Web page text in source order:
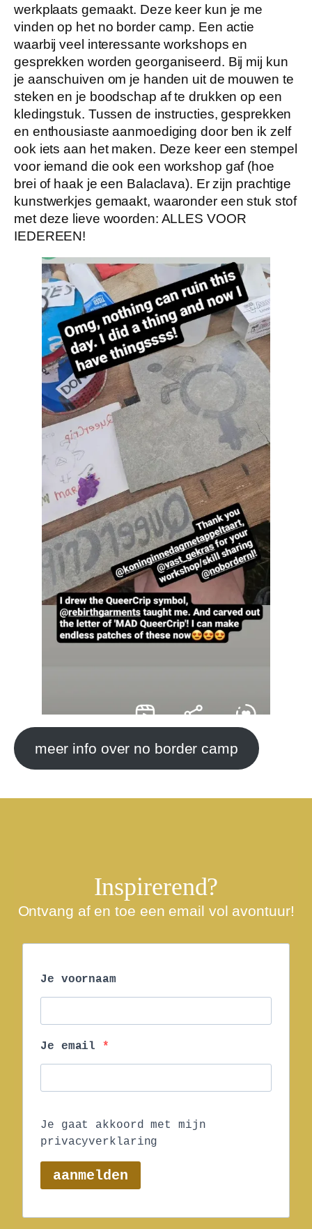
werkplaats gemaakt. Deze keer kun je me
vinden op het no border camp. Een actie
waarbij veel interessante workshops en
gesprekken worden georganiseerd. Bij mij kun
je aanschuiven om je handen uit de mouwen te
steken en je boodschap af te drukken op een
kledingstuk. Tussen de instructies, gesprekken
en enthousiaste aanmoediging door ben ik zelf
ook iets aan het maken. Deze keer een stempel
voor iemand die ook een workshop gaf (hoe
brei of haak je een Balaclava). Er zijn prachtige
kunstwerkjes gemaakt, waaronder een stuk stof
met deze lieve woorden: ALLES VOOR
IEDEREEN!
meer info over no border camp
Inspirerend?
Ontvang af en toe een email vol avontuur!
Je voornaam
Je email
Je gaat akkoord met mijn
privacyverklaring
aanmelden